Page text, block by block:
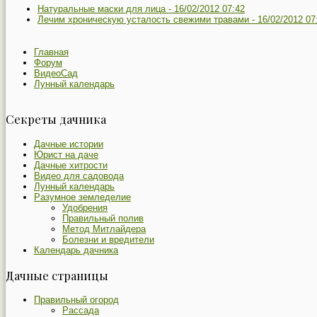
Натуральные маски для лица - 16/02/2012 07:42
Лечим хроническую усталость свежими травами - 16/02/2012
Главная
Форум
ВидеоСад
Лунный календарь
Секреты дачника
Дачные истории
Юрист на даче
Дачные хитрости
Видео для садовода
Лунный календарь
Разумное земледелие
Удобрения
Правильный полив
Метод Митлайдера
Болезни и вредители
Календарь дачника
Дачные страницы
Правильный огород
Рассада